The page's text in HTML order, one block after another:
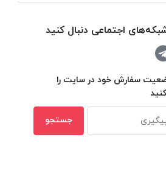
شبکه‌های اجتماعی دنبال کنید
سفارش خود در سایت را